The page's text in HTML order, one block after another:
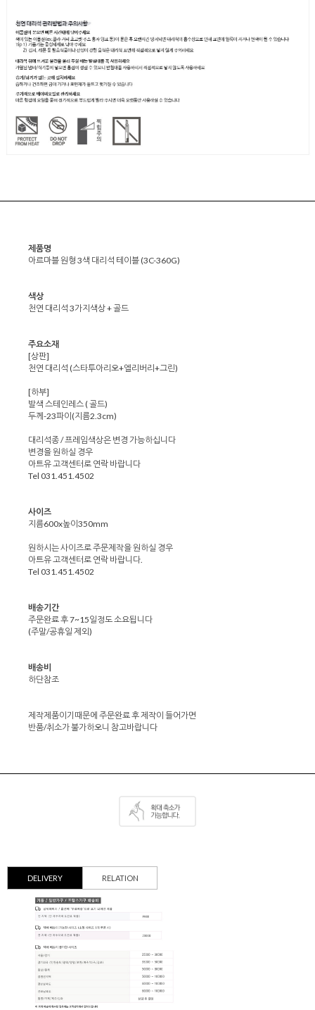
제품명
아르마블 원형 3색 대리석 테이블 (3C-360G)
색상
천연 대리석 3가지색상 + 골드
주요소재
[상판]
천연 대리석 (스타투아리오+엘리버리+그린)
[하부]
발색 스테인레스 ( 골드)
두께-23파이(지름2.3cm)
대리석종 / 프레임색상은 변경 가능하십니다
변경을 원하실 경우
아트유 고객센터로 연락 바랍니다
Tel 031.451.4502
사이즈
지름600x높이350mm
원하시는 사이즈로 주문제작을 원하실 경우
아트유 고객센터로 연락 바랍니다.
Tel 031.451.4502
배송기간
주문완료 후 7~15일정도 소요됩니다
(주말/공휴일 제외)
배송비
하단참조
제작제품이기때문에 주문완료 후 제작이 들어가면
반품/취소가 불가하오니 참고바랍니다
DELIVERY RELATION